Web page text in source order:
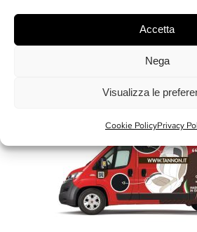
Accetta
Nega
Visualizza le
Cookie PolicyPrivacy